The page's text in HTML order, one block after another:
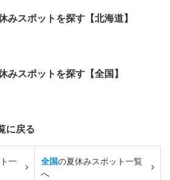
みスポットを探す【北海道】
みスポットを探す【全国】
に戻る
一
全国の夏休みスポット一覧
へ